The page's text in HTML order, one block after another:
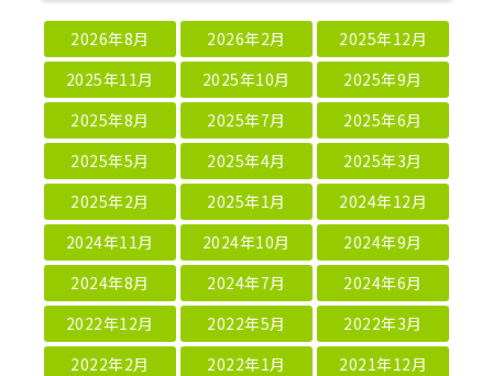
2026年8月 2026年2月
2025年12月
2025年11月
2025年10月
2025年9月
2025年8月
2025年7月
2025年6月
2025年5月
2025年4月
2025年3月
2025年2月
2025年1月
2024年12月
2024年11月
2024年10月
2024年9月
2024年8月
2024年7月
2024年6月
2022年12月
2022年5月
2022年3月
2022年2月
2022年1月
2021年12月